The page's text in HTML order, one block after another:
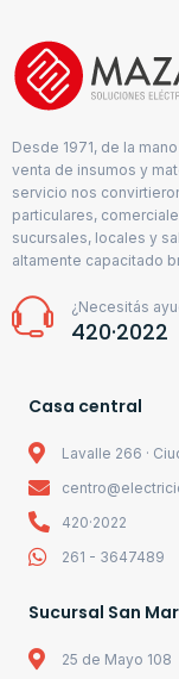
Desde 1971, de la
venta de insumos y
servicio nos
particulares,
sucursales, locales y
altamente capacitado
¿Necesitás
420·2022
Casa central
Lavalle 266 ·
420·2022
261 - 3647489
Sucursal San
25 de Mayo 108